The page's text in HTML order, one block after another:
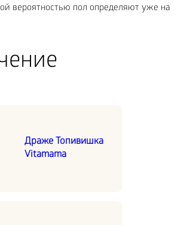
вероятностью пол определяют уже на
Драже Топивишка
Vitamama